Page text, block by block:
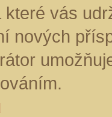
které vás
nových